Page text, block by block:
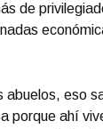
de
abuelos, eso
porque ahí